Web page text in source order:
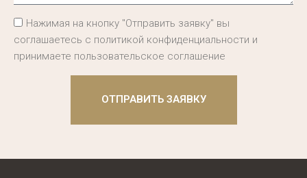
Нажимая на кнопку "Отправить заявку" вы
соглашаетесь с политикой конфиденциальности и
принимаете пользовательское соглашение
ОТПРАВИТЬ ЗАЯВКУ